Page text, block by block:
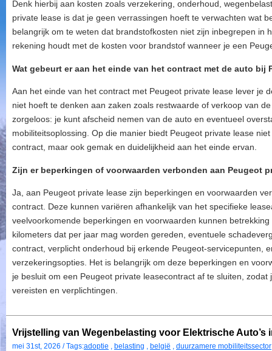
Denk hierbij aan kosten zoals verzekering, onderhoud,
private lease is dat je geen verrassingen hoeft te verwachten wat
belangrijk om te weten dat brandstofkosten niet zijn inbegrepen in
rekening houdt met de kosten voor brandstof wanneer je een
Wat gebeurt er aan het einde van het contract met de auto bij
Aan het einde van het contract met Peugeot private lease lever je
niet hoeft te denken aan zaken zoals restwaarde of verkoop van
zorgeloos: je kunt afscheid nemen van de auto en eventueel
mobiliteitsoplossing. Op die manier biedt Peugeot private lease
contract, maar ook gemak en duidelijkheid aan het einde ervan.
Zijn er beperkingen of voorwaarden verbonden aan Peugeot
Ja, aan Peugeot private lease zijn beperkingen en voorwaarden
contract. Deze kunnen variëren afhankelijk van het specifieke
veelvoorkomende beperkingen en voorwaarden kunnen
kilometers dat per jaar mag worden gereden, eventuele
contract, verplicht onderhoud bij erkende Peugeot-servicepunten,
verzekeringsopties. Het is belangrijk om deze beperkingen en
je besluit om een Peugeot private leasecontract af te sluiten,
vereisten en verplichtingen.
Vrijstelling van Wegenbelasting voor Elektrische Auto’s
mei 31st, 2026 / Tags:adoptie , belasting , belgië , duurzamere mobiliteitssector